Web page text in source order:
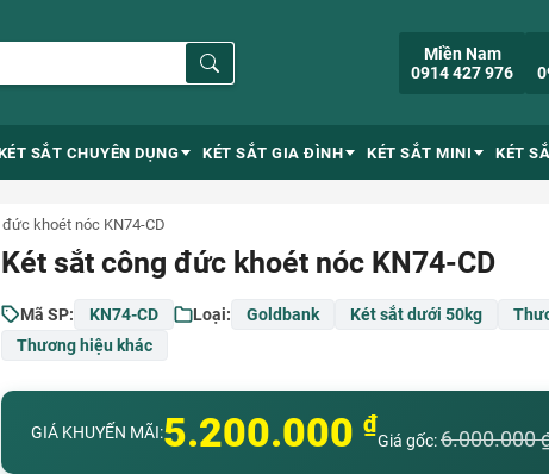
Miền Nam
0914 427 976
SẮT CHUYÊN DỤNG KÉT SẮT GIA ĐÌNH KÉT SẮT MINI KÉT
khoét nóc KN74-CD
Két sắt công đức khoét nóc KN74-CD
Mã SP: KN74-CD Loại: Goldbank Két sắt dưới 50kg
Thương hiệu khác
GIÁ KHUYẾN MÃI:5.200.000 ₫
Giá gốc:6.000.000